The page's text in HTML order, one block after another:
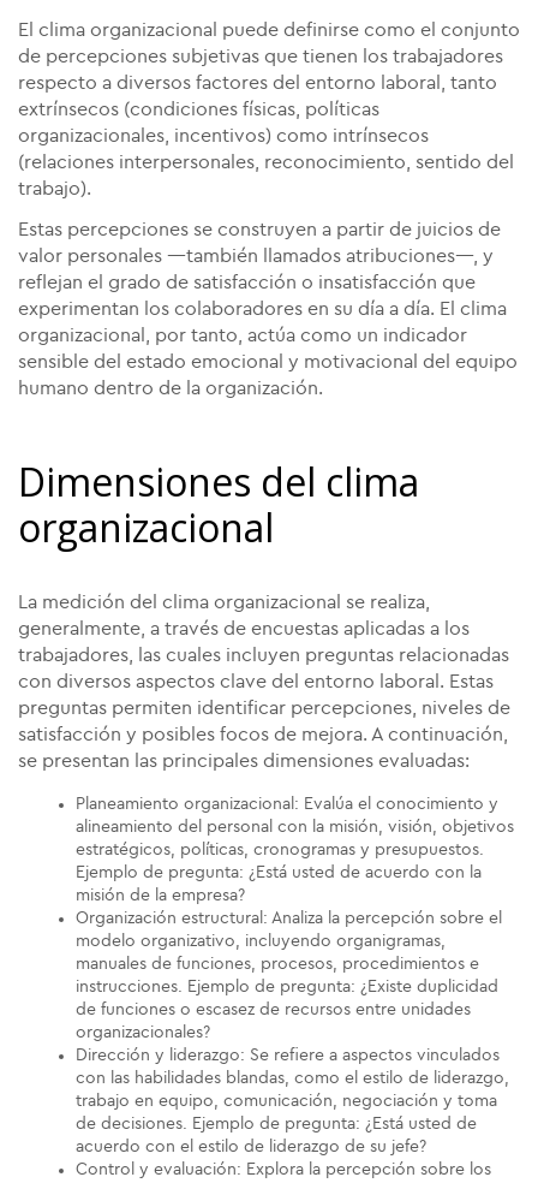
El clima organizacional puede definirse como el conjunto
de percepciones subjetivas que tienen los trabajadores
respecto a diversos factores del entorno laboral, tanto
extrínsecos (condiciones físicas, políticas
organizacionales, incentivos) como intrínsecos
(relaciones interpersonales, reconocimiento, sentido del
trabajo).
Estas percepciones se construyen a partir de juicios de
valor personales —también llamados atribuciones—, y
reflejan el grado de satisfacción o insatisfacción que
experimentan los colaboradores en su día a día. El clima
organizacional, por tanto, actúa como un indicador
sensible del estado emocional y motivacional del equipo
humano dentro de la organización.
Dimensiones del clima
organizacional
La medición del clima organizacional se realiza,
generalmente, a través de encuestas aplicadas a los
trabajadores, las cuales incluyen preguntas relacionadas
con diversos aspectos clave del entorno laboral. Estas
preguntas permiten identificar percepciones, niveles de
satisfacción y posibles focos de mejora. A continuación,
se presentan las principales dimensiones evaluadas:
Planeamiento organizacional: Evalúa el conocimiento y
alineamiento del personal con la misión, visión, objetivos
estratégicos, políticas, cronogramas y presupuestos.
Ejemplo de pregunta: ¿Está usted de acuerdo con la
misión de la empresa?
Organización estructural: Analiza la percepción sobre el
modelo organizativo, incluyendo organigramas,
manuales de funciones, procesos, procedimientos e
instrucciones. Ejemplo de pregunta: ¿Existe duplicidad
de funciones o escasez de recursos entre unidades
organizacionales?
Dirección y liderazgo: Se refiere a aspectos vinculados
con las habilidades blandas, como el estilo de liderazgo,
trabajo en equipo, comunicación, negociación y toma
de decisiones. Ejemplo de pregunta: ¿Está usted de
acuerdo con el estilo de liderazgo de su jefe?
Control y evaluación: Explora la percepción sobre los